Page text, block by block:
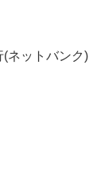
(ネットバンク)